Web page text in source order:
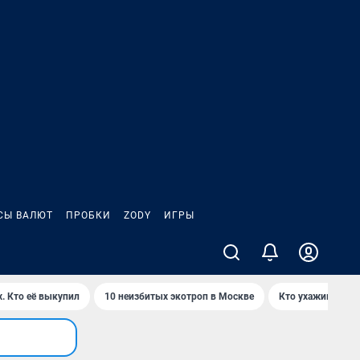
ВАЛЮТ ПРОБКИ ZODY ИГРЫ
Кто её выкупил 10 неизбитых экотроп в Москве Кто ухаживает